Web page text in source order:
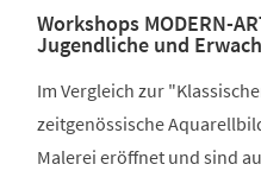
Workshops MODERN-
Jugendliche und
Im Vergleich zur
zeitgenössische
Malerei eröffnet und sind